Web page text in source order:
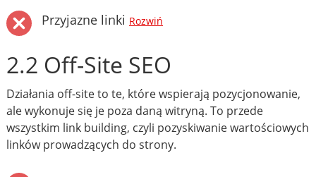
Przyjazne linki Rozwiń
2.2 Off-Site SEO
Działania off-site to te, które wspierają pozycjonowanie,
ale wykonuje się je poza daną witryną. To przede
wszystkim link building, czyli pozyskiwanie wartościowych
linków prowadzących do strony.